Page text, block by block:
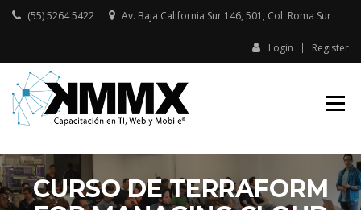
Skip
(55) 5264 5422 Av. Baja California Sur 146, 501, Col. Roma Sur​
Login Register
CAPACITACIÓN
CURSO DE TERRAFORM